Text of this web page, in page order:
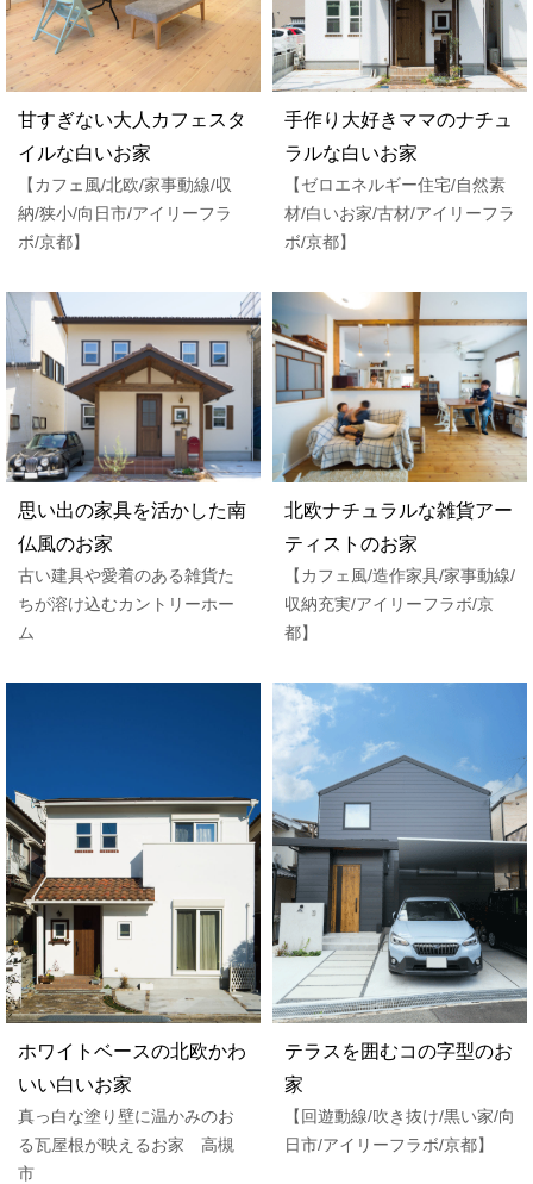
甘すぎない大人カフェスタ
イルな白いお家
【カフェ風/北欧/家事動線/収
納/狭小/向日市/アイリーフラ
ボ/京都】
手作り大好きママのナチュ
ラルな白いお家
【ゼロエネルギー住宅/自然素
材/白いお家/古材/アイリーフラ
ボ/京都】
思い出の家具を活かした南
仏風のお家
古い建具や愛着のある雑貨た
ちが溶け込むカントリーホー
ム
北欧ナチュラルな雑貨アー
ティストのお家
【カフェ風/造作家具/家事動線/
収納充実/アイリーフラボ/京
都】
ホワイトベースの北欧かわ
いい白いお家
真っ白な塗り壁に温かみのお
る瓦屋根が映えるお家 高槻
市
テラスを囲むコの字型のお
家
【回遊動線/吹き抜け/黒い家/向
日市/アイリーフラボ/京都】